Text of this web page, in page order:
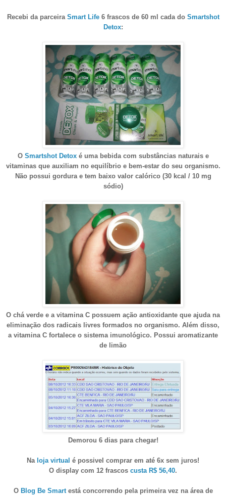
Recebi da parceira Smart Life6 frascos de 60 ml cada do Smartshot
Detox:
O Smartshot Detoxé uma bebida com substâncias naturais e
vitaminas que auxiliam no equilíbrio e bem-estar do seu organismo.
Não possui gordura e tem baixo valor calórico (30 kcal / 10 mg
sódio)
O chá verde e a vitamina C possuem ação antioxidante que ajuda na
eliminação dos radicais livres formados no organismo. Além disso,
a vitamina C fortalece o sistema imunológico. Possui aromatizante
de limão
Demorou 6 dias para chegar!
Na loja virtual é possivel comprar em até 6x sem juros!
O display com 12 frascos custa R$ 56,40.
O Blog Be Smartestá concorrendo pela primeira vez na área de